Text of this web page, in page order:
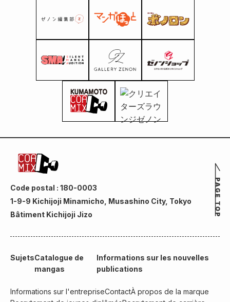
Code postal : 180-0003
1-9-9 Kichijoji Minamicho, Musashino City, Tokyo
Bâtiment Kichijoji Jizo
SujetsCatalogue de
mangas
Informations sur les nouvelles
publications
Informations sur l'entrepriseContactÀ propos de la marque